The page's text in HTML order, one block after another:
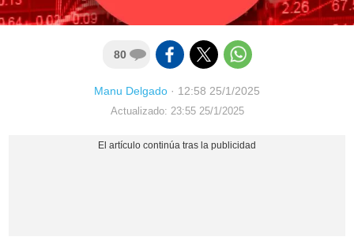
80
Manu Delgado · 12:58 25/1/2025
Actualizado: 23:55 25/1/2025